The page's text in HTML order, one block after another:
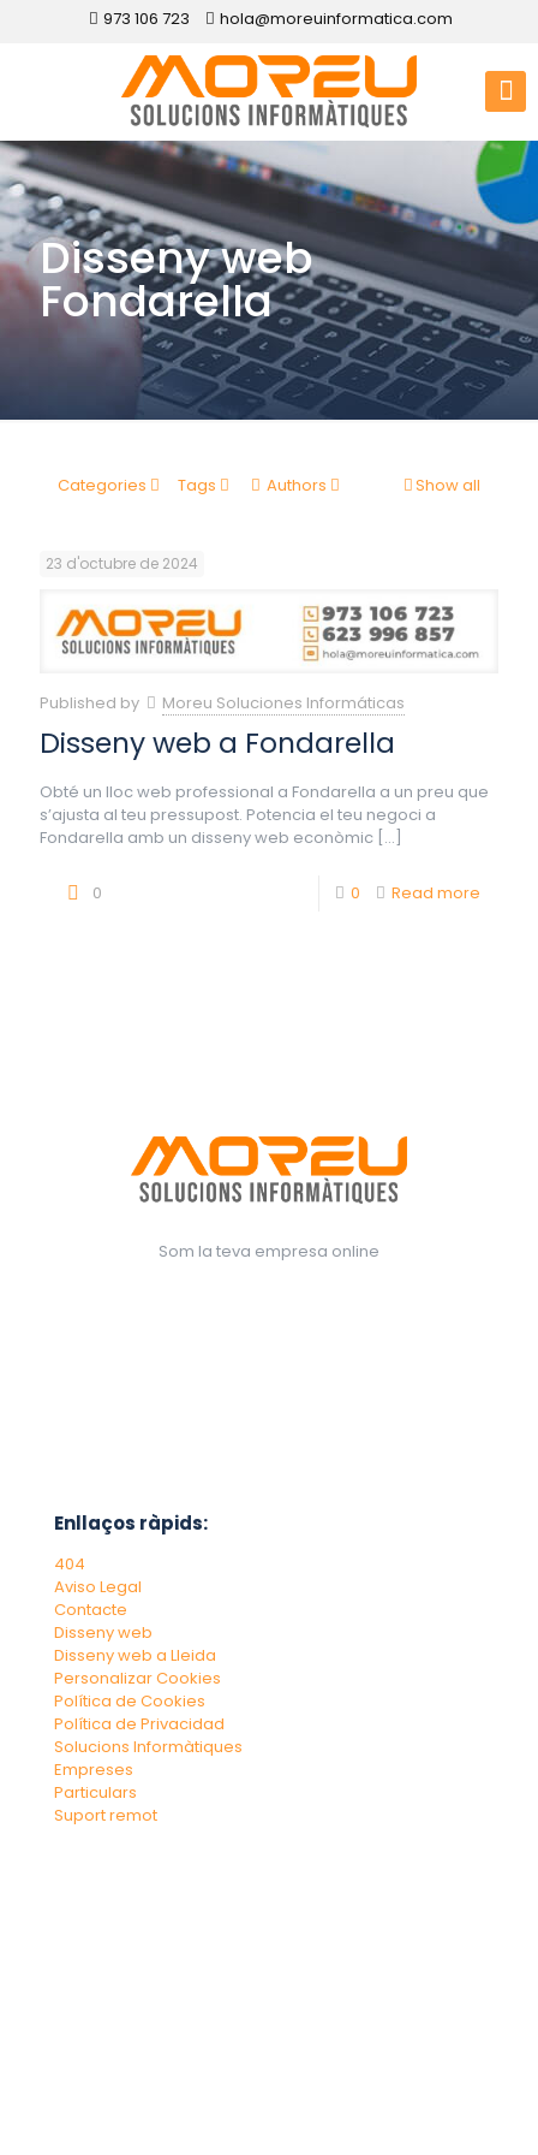
973 106 723 hola@moreuinformatica.com
Disseny web
Fondarella
Categories Tags Authors Show all
23 d'octubre de 2024
Published by Moreu Soluciones Informáticas
Disseny web a Fondarella
Obté un lloc web professional a Fondarella a un preu que
s’ajusta al teu pressupost. Potencia el teu negoci a
Fondarella amb un disseny web econòmic […]
0 0 Read more
Som la teva empresa online
Enllaços ràpids:
404
Aviso Legal
Contacte
Disseny web
Disseny web a Lleida
Personalizar Cookies
Política de Cookies
Política de Privacidad
Solucions Informàtiques
Empreses
Particulars
Suport remot